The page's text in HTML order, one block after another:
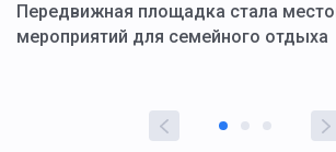
Передвижная площадка стала
мероприятий для семейного отдыха